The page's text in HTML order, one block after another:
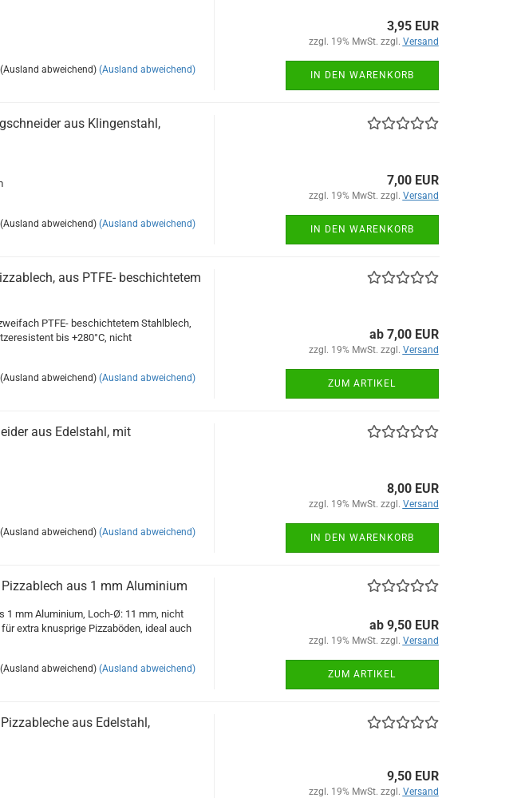
abweichend) (Ausland abweichend)
3,95 EUR
zzgl. 19% MwSt. zzgl. Versand
IN DEN WARENKORB
aus Klingenstahl,
abweichend) (Ausland abweichend)
7,00 EUR
zzgl. 19% MwSt. zzgl. Versand
IN DEN WARENKORB
aus PTFE- beschichtetem
PTFE- beschichtetem Stahlblech,
bis +280°C, nicht
abweichend) (Ausland abweichend)
ab 7,00 EUR
zzgl. 19% MwSt. zzgl. Versand
ZUM ARTIKEL
aus Edelstahl, mit
abweichend) (Ausland abweichend)
8,00 EUR
zzgl. 19% MwSt. zzgl. Versand
IN DEN WARENKORB
aus 1 mm Aluminium
1 mm Aluminium, Loch-Ø: 11 mm, nicht
extra knusprige Pizzaböden, ideal auch
abweichend) (Ausland abweichend)
ab 9,50 EUR
zzgl. 19% MwSt. zzgl. Versand
ZUM ARTIKEL
aus Edelstahl,
9,50 EUR
zzgl. 19% MwSt. zzgl. Versand